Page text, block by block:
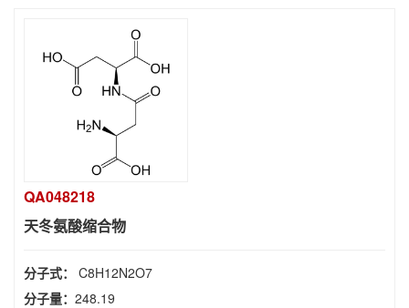
QA048218
天冬氨酸缩合物
分子式： C8H12N2O7
分子量： 248.19